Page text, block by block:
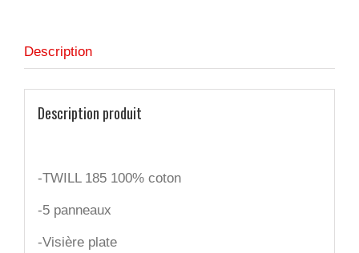
Description
Description produit
-TWILL 185 100% coton
-5 panneaux
-Visière plate